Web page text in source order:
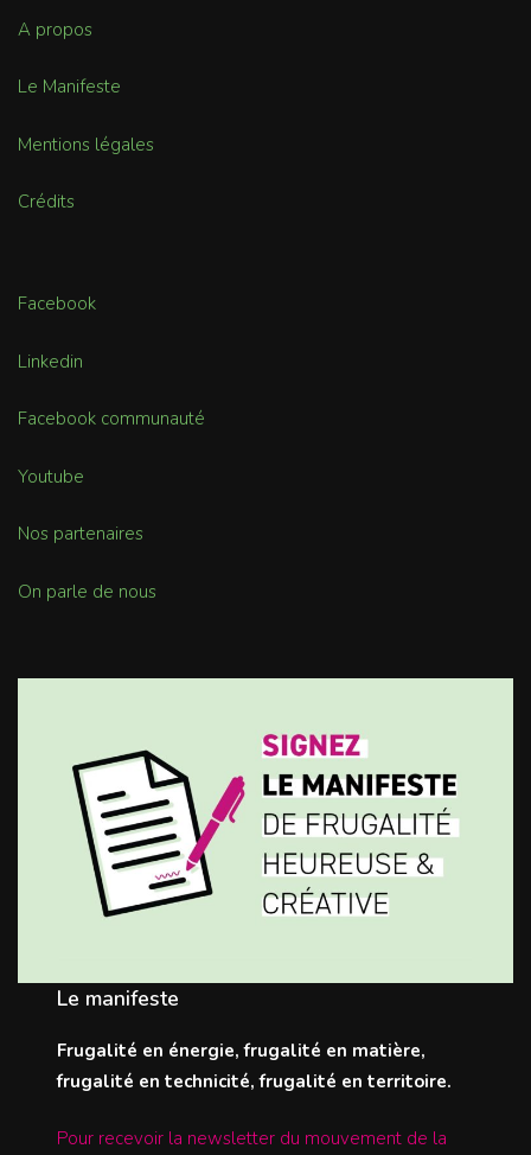
A propos
Le Manifeste
Mentions légales
Crédits
Facebook
Linkedin
Facebook communauté
Youtube
Nos partenaires
On parle de nous
Le manifeste
Frugalité en énergie, frugalité en matière,
frugalité en technicité, frugalité en territoire.
Pour recevoir la newsletter du mouvement de la